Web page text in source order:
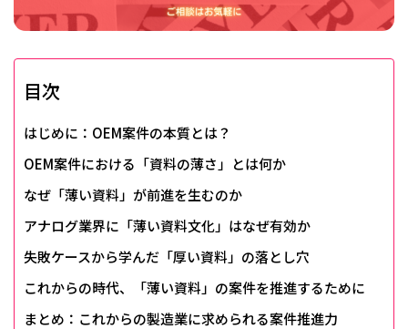
目次
はじめに：OEM案件の本質とは？
OEM案件における「資料の薄さ」とは何か
なぜ「薄い資料」が前進を生むのか
アナログ業界に「薄い資料文化」はなぜ有効か
失敗ケースから学んだ「厚い資料」の落とし穴
これからの時代、「薄い資料」の案件を推進するために
まとめ：これからの製造業に求められる案件推進力